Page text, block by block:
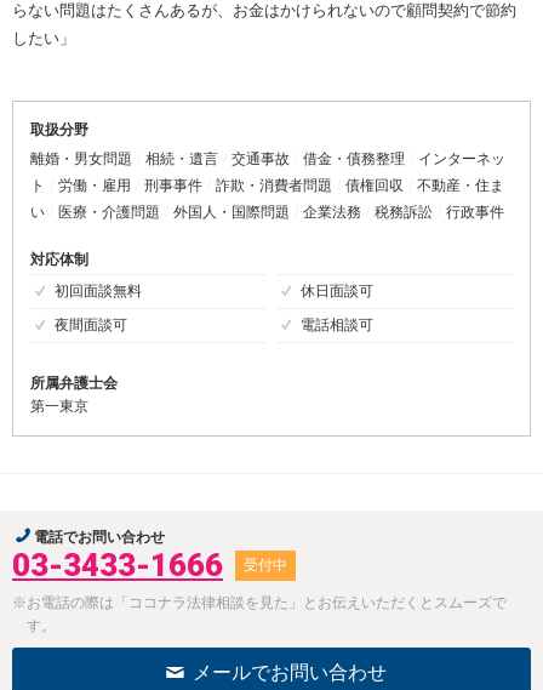
らない問題はたくさんあるが、お金はかけられないので顧問契約で節約
したい」
取扱分野
離婚・男女問題
相続・遺言 交通事故 借金・債務整理
インターネッ
ト
労働・雇用 刑事事件 詐欺・消費者問題 債権回収
不動産・住ま
い
医療・介護問題 外国人・国際問題 企業法務 税務訴訟 行政事件
対応体制
初回面談無料
休日面談可
夜間面談可
電話相談可
所属弁護士会
第一東京
電話でお問い合わせ
03-3433-1666 受付中
※お電話の際は「ココナラ法律相談を見た」とお伝えいただくとスムーズで
す。
メールでお問い合わせ